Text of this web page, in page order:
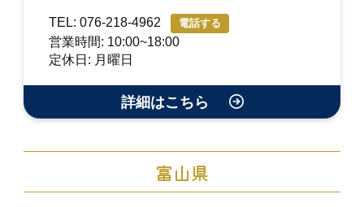
TEL: 076-218-4962 電話する
営業時間: 10:00~18:00
定休日: 月曜日
詳細はこちら
富山県